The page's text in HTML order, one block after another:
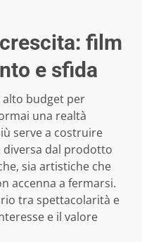
film
e sfida
alto budget per
una realtà
serve a costruire
diversa dal prodotto
sia artistiche che
accenna a fermarsi.
tra spettacolarità e
e il valore